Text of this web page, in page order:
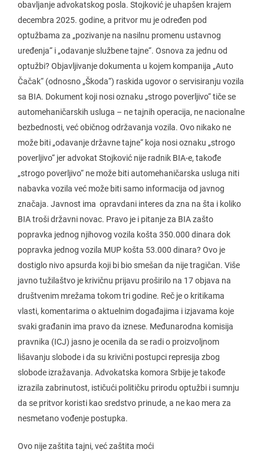
obavljanje advokatskog posla. Stojković je uhapšen krajem
decembra 2025. godine, a pritvor mu je određen pod
optužbama za „pozivanje na nasilnu promenu ustavnog
uređenja“ i „odavanje službene tajne“. Osnova za jednu od
optužbi? Objavljivanje dokumenta u kojem kompanija „Auto
Čačak“ (odnosno „Škoda“) raskida ugovor o servisiranju vozila
sa BIA. Dokument koji nosi oznaku „strogo poverljivo“ tiče se
automehaničarskih usluga – ne tajnih operacija, ne nacionalne
bezbednosti, već običnog održavanja vozila. Ovo nikako ne
može biti „odavanje državne tajne“ koja nosi oznaku „strogo
poverljivo“ jer advokat Stojković nije radnik BIA-e, takođe
„strogo poverljivo“ ne može biti automehaničarska usluga niti
nabavka vozila već može biti samo informacija od javnog
značaja. Javnost ima opravdani interes da zna na šta i koliko
BIA troši državni novac. Pravo je i pitanje za BIA zašto
popravka jednog njihovog vozila košta 350.000 dinara dok
popravka jednog vozila MUP košta 53.000 dinara? Ovo je
dostiglo nivo apsurda koji bi bio smešan da nije tragičan. Više
javno tužilaštvo je krivičnu prijavu proširilo na 17 objava na
društvenim mrežama tokom tri godine. Reč je o kritikama
vlasti, komentarima o aktuelnim događajima i izjavama koje
svaki građanin ima pravo da iznese. Međunarodna komisija
pravnika (ICJ) jasno je ocenila da se radi o proizvoljnom
lišavanju slobode i da su krivični postupci represija zbog
slobode izražavanja. Advokatska komora Srbije je takođe
izrazila zabrinutost, ističući političku prirodu optužbi i sumnju
da se pritvor koristi kao sredstvo prinude, a ne kao mera za
nesmetano vođenje postupka.
Ovo nije zaštita tajni, već zaštita moći